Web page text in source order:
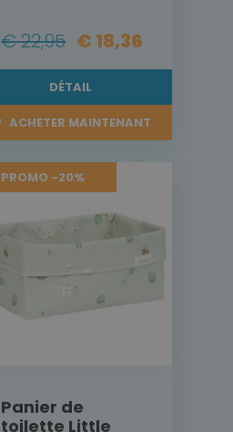
€ 22,95 € 18,36
DÉTAIL
ACHETER MAINTENANT
PROMO -20%
Panier de
toilette Little